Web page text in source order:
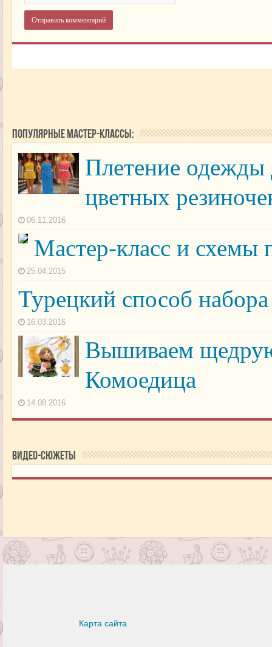
Популярные мастер-классы:
Плетение одежды
цветных
06.11.2016
Мастер-класс и схемы
25.04.2015
Турецкий способ набора
16.03.2016
Вышиваем
Комоедица
14.08.2016
Видео-сюжеты
Карта сайта